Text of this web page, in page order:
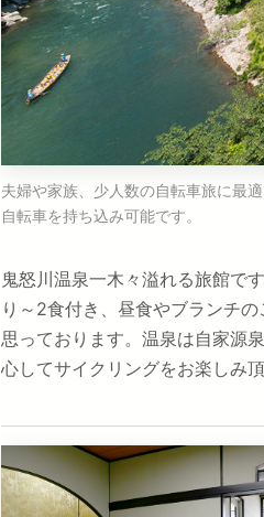
夫婦や家族、少人数の自転車旅に最
自転車を持ち込み可能です。
鬼怒川温泉一木々溢れる旅館で
り～2食付き、昼食やブランチ
思っております。温泉は自家源
心してサイクリングをお楽しみ頂